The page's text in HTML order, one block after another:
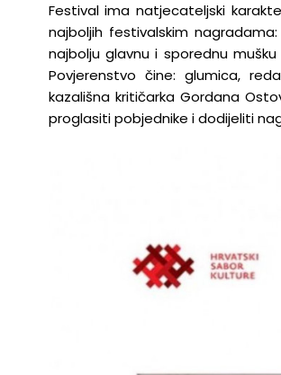
Festival ima natjecateljski
najboljih festivalskim
najbolju glavnu i sporednu
Povjerenstvo čine: glumica,
kazališna kritičarka Gordana
proglasiti pobjednike i dodijeliti